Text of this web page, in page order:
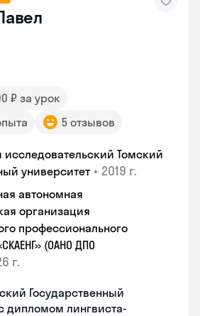
₽ за урок
5 отзывов
Томский
университет • 2019 г.
автономная
организация
профессионального
(ОАНО ДПО
г.
Государственный
дипломом лингвиста-